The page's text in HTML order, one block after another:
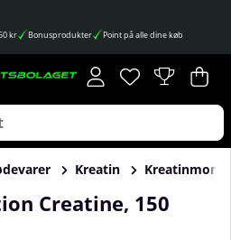
kr Bonusprodukter Point på alle dine køb
Ønskeliste
Antal på
. .
Kreatin
Creatine, 150